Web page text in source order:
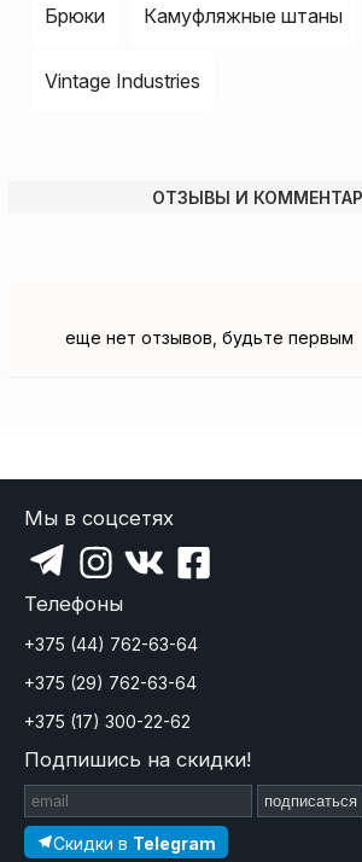
Брюки Камуфляжные штаны
Vintage Industries
ОТЗЫВЫ И
еще нет отзывов, будьте первым
Мы в соцсетях
Телефоны
+375 (44) 762-63-64
+375 (29) 762-63-64
+375 (17) 300-22-62
Подпишись на скидки!
подписаться
Скидки в Telegram